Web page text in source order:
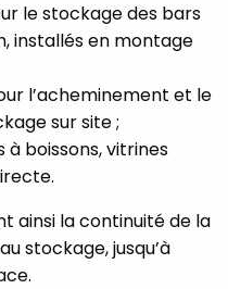
le stockage des bars
installés en montage
l’acheminement et le
sur site ;
à boissons, vitrines
ainsi la continuité de la
stockage, jusqu’à